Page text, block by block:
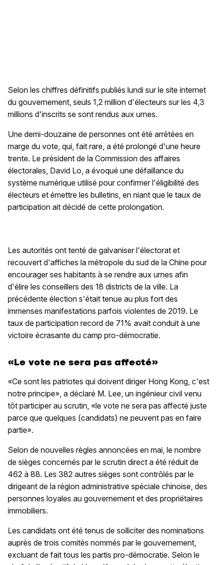
Selon les chiffres définitifs publiés lundi sur le site internet
du gouvernement, seuls 1,2 million d'électeurs sur les 4,3
millions d'inscrits se sont rendus aux urnes.
Une demi-douzaine de personnes ont été arrêtées en
marge du vote, qui, fait rare, a été prolongé d'une heure
trente. Le président de la Commission des affaires
électorales, David Lo, a évoqué une défaillance du
système numérique utilisé pour confirmer l'éligibilité des
électeurs et émettre les bulletins, en niant que le taux de
participation ait décidé de cette prolongation.
Les autorités ont tenté de galvaniser l'électorat et
recouvert d'affiches la métropole du sud de la Chine pour
encourager ses habitants à se rendre aux urnes afin
d'élire les conseillers des 18 districts de la ville. La
précédente élection s'était tenue au plus fort des
immenses manifestations parfois violentes de 2019. Le
taux de participation record de 71% avait conduit à une
victoire écrasante du camp pro-démocratie.
«Le vote ne sera pas affecté»
«Ce sont les patriotes qui doivent diriger Hong Kong, c'est
notre principe», a déclaré M. Lee, un ingénieur civil venu
tôt participer au scrutin, «le vote ne sera pas affecté juste
parce que quelques (candidats) ne peuvent pas en faire
partie».
Selon de nouvelles règles annoncées en mai, le nombre
de sièges concernés par le scrutin direct a été réduit de
462 à 88. Les 382 autres sièges sont contrôlés par le
dirigeant de la région administrative spéciale chinoise, des
personnes loyales au gouvernement et des propriétaires
immobiliers.
Les candidats ont été tenus de solliciter des nominations
auprès de trois comités nommés par le gouvernement,
excluant de fait tous les partis pro-démocratie. Selon le